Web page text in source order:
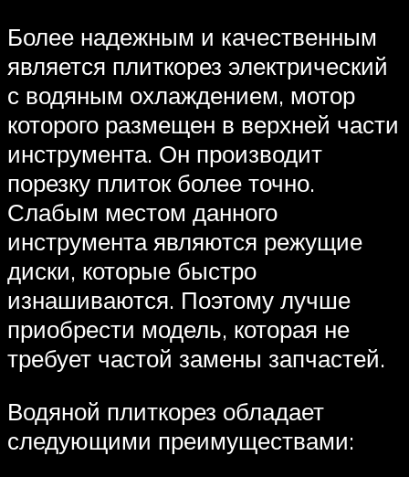
Более надежным и качественным
является плиткорез электрический
с водяным охлаждением, мотор
которого размещен в верхней части
инструмента. Он производит
порезку плиток более точно.
Слабым местом данного
инструмента являются режущие
диски, которые быстро
изнашиваются. Поэтому лучше
приобрести модель, которая не
требует частой замены запчастей.
Водяной плиткорез обладает
следующими преимуществами: